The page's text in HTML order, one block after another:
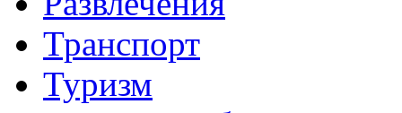
Транспорт
Туризм